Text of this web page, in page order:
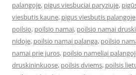
palangoje, pigus viesbuciai paryziuje,
viesbutis kaune, pigus viesbutis palangoje
poilsio, poilsio namai, poilsio namai
nidoje, poilsio namai palanga, poilsio
namai prie juros, poilsio nameliai
druskininkuose, poilsis dviems, poilsis